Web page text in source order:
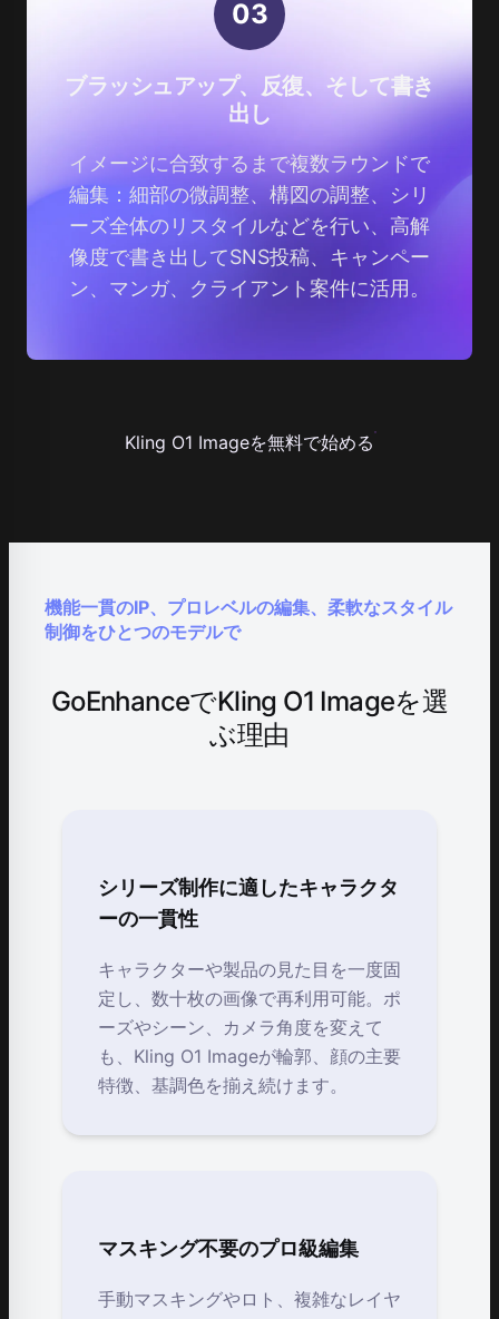
03
ブラッシュアップ、反復、そして書き
出し
イメージに合致するまで複数ラウンドで
編集：細部の微調整、構図の調整、シリ
ーズ全体のリスタイルなどを行い、高解
像度で書き出してSNS投稿、キャンペー
ン、マンガ、クライアント案件に活用。
Kling O1 Imageを無料で始める
機能一貫のIP、プロレベルの編集、柔軟なスタイル
制御をひとつのモデルで
GoEnhanceでKling O1 Imageを選
ぶ理由
シリーズ制作に適したキャラクタ
ーの一貫性
キャラクターや製品の見た目を一度固
定し、数十枚の画像で再利用可能。ポ
ーズやシーン、カメラ角度を変えて
も、Kling O1 Imageが輪郭、顔の主要
特徴、基調色を揃え続けます。
マスキング不要のプロ級編集
手動マスキングやロト、複雑なレイヤ